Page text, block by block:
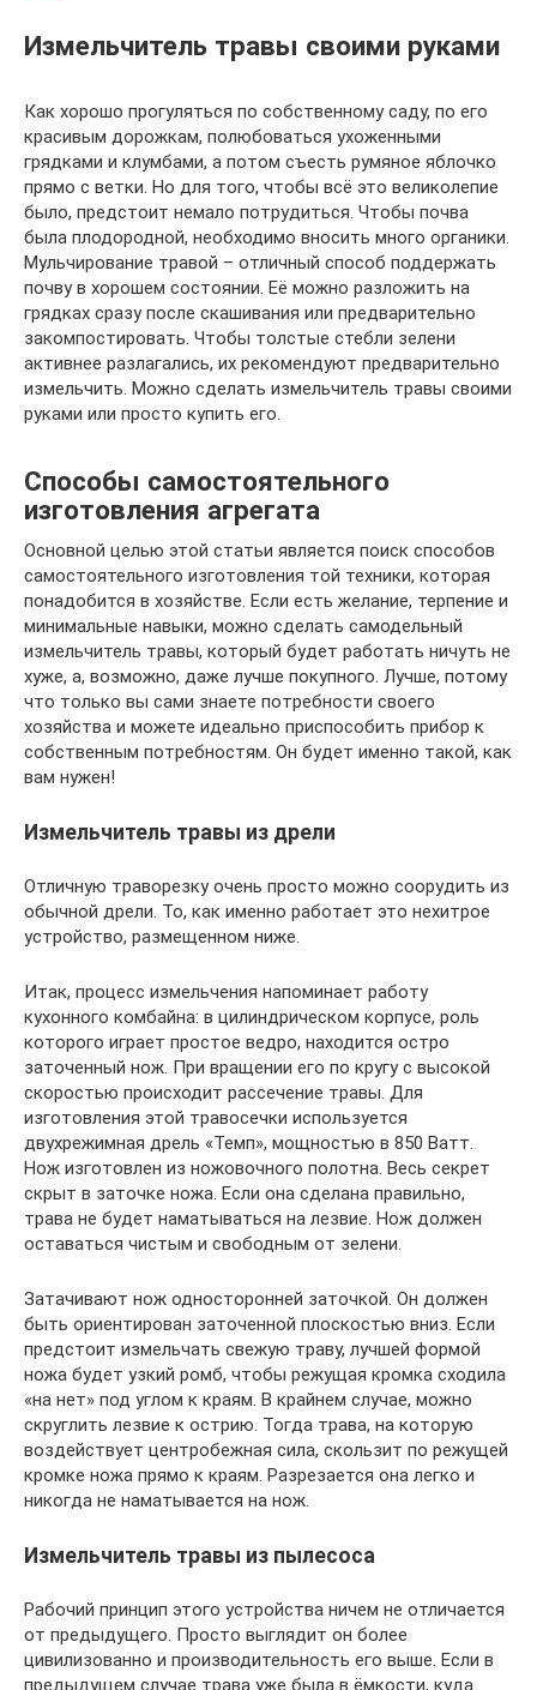
Измельчитель травы своими руками
Как хорошо прогуляться по собственному саду, по его
красивым дорожкам, полюбоваться ухоженными
грядками и клумбами, а потом съесть румяное яблочко
прямо с ветки. Но для того, чтобы всё это великолепие
было, предстоит немало потрудиться. Чтобы почва
была плодородной, необходимо вносить много органики.
Мульчирование травой – отличный способ поддержать
почву в хорошем состоянии. Её можно разложить на
грядках сразу после скашивания или предварительно
закомпостировать. Чтобы толстые стебли зелени
активнее разлагались, их рекомендуют предварительно
измельчить. Можно сделать измельчитель травы своими
руками или просто купить его.
Способы самостоятельного
изготовления агрегата
Основной целью этой статьи является поиск способов
самостоятельного изготовления той техники, которая
понадобится в хозяйстве. Если есть желание, терпение и
минимальные навыки, можно сделать самодельный
измельчитель травы, который будет работать ничуть не
хуже, а, возможно, даже лучше покупного. Лучше, потому
что только вы сами знаете потребности своего
хозяйства и можете идеально приспособить прибор к
собственным потребностям. Он будет именно такой, как
вам нужен!
Измельчитель травы из дрели
Отличную траворезку очень просто можно соорудить из
обычной дрели. То, как именно работает это нехитрое
устройство, размещенном ниже.
Итак, процесс измельчения напоминает работу
кухонного комбайна: в цилиндрическом корпусе, роль
которого играет простое ведро, находится остро
заточенный нож. При вращении его по кругу с высокой
скоростью происходит рассечение травы. Для
изготовления этой травосечки используется
двухрежимная дрель «Темп», мощностью в 850 Ватт.
Нож изготовлен из ножовочного полотна. Весь секрет
скрыт в заточке ножа. Если она сделана правильно,
трава не будет наматываться на лезвие. Нож должен
оставаться чистым и свободным от зелени.
Затачивают нож односторонней заточкой. Он должен
быть ориентирован заточенной плоскостью вниз. Если
предстоит измельчать свежую траву, лучшей формой
ножа будет узкий ромб, чтобы режущая кромка сходила
«на нет» под углом к краям. В крайнем случае, можно
скруглить лезвие к острию. Тогда трава, на которую
воздействует центробежная сила, скользит по режущей
кромке ножа прямо к краям. Разрезается она легко и
никогда не наматывается на нож.
Измельчитель травы из пылесоса
Рабочий принцип этого устройства ничем не отличается
от предыдущего. Просто выглядит он более
цивилизованно и производительность его выше. Если в
предыдущем случае трава уже была в ёмкости, куда